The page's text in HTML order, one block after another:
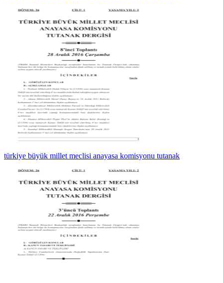
türkiye büyük millet meclisi anayasa komisyonu tutanak